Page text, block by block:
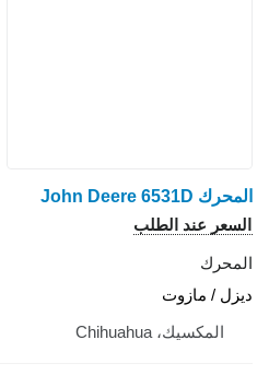
المحرك John Deere 6531D
السعر عند الطلب
المحرك
ديزل / مازوت
المكسيك، Chihuahua